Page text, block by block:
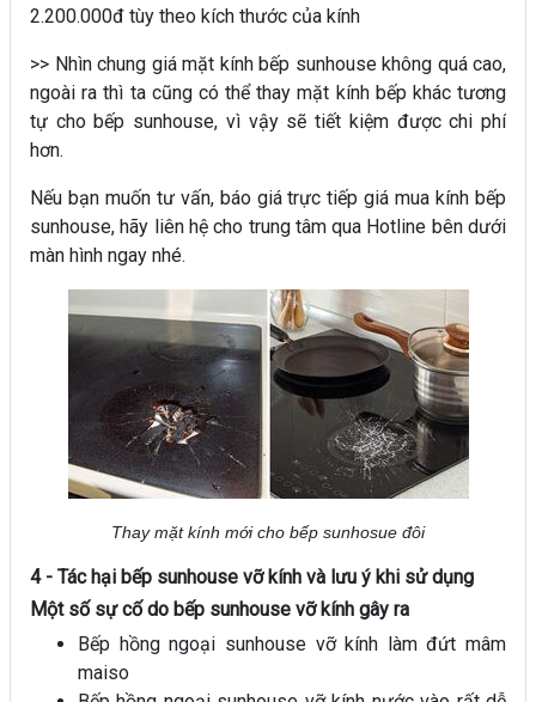
2.200.000đ tùy theo kích thước của kính
>> Nhìn chung giá mặt kính bếp sunhouse không quá cao,
ngoài ra thì ta cũng có thể thay mặt kính bếp khác tương
tự cho bếp sunhouse, vì vậy sẽ tiết kiệm được chi phí
hơn.
Nếu bạn muốn tư vấn, báo giá trực tiếp giá mua kính bếp
sunhouse, hãy liên hệ cho trung tâm qua Hotline bên dưới
màn hình ngay nhé.
Thay mặt kính mới cho bếp sunhosue đôi
4 - Tác hại bếp sunhouse vỡ kính và lưu ý khi sử dụng
Một số sự cố do bếp sunhouse vỡ kính gây ra
Bếp hồng ngoại sunhouse vỡ kính làm đứt mâm
maiso